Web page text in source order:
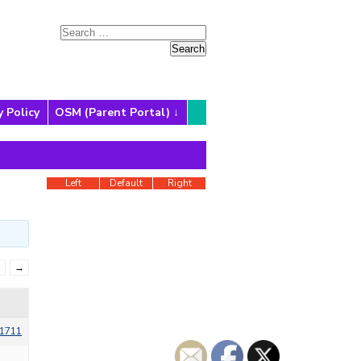
Policy OSM (Parent Portal)
Right
Default
Left
→